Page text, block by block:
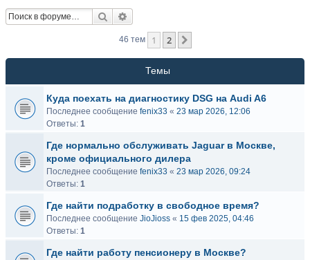
Поиск
46 тем 1 2
Темы
Куда поехать на диагностику DSG на Audi A6
Последнее сообщение fenix33 « 23 мар 2026, 12:06
Ответы: 1
Где нормально обслуживать Jaguar в Москве,
кроме официального дилера
Последнее сообщение fenix33 « 23 мар 2026, 09:24
Ответы: 1
Где найти подработку в свободное время?
Последнее сообщение JioJioss « 15 фев 2025, 04:46
Ответы: 1
Где найти работу пенсионеру в Москве?